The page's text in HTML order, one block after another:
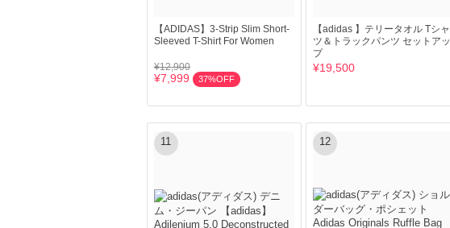
【ADIDAS】3-Strip Slim Short-
Sleeved T-Shirt For Women
¥12,900
¥7,999 37%OFF
【adidas 】テリータオル Tシャ
ツ＆トラックパンツ セットアッ
プ
¥19,500
11 12